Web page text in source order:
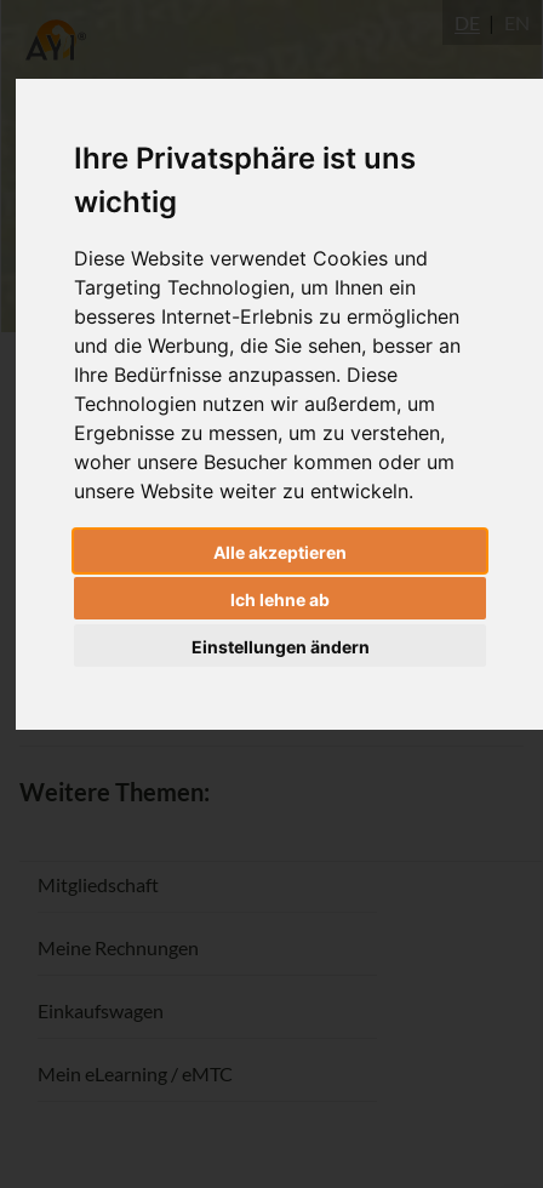
Ihre Privatsphäre ist uns
wichtig
Diese Website verwendet Cookies und
Targeting Technologien, um Ihnen ein
besseres Internet-Erlebnis zu ermöglichen
und die Werbung, die Sie sehen, besser an
Ihre Bedürfnisse anzupassen. Diese
Technologien nutzen wir außerdem, um
Ergebnisse zu messen, um zu verstehen,
woher unsere Besucher kommen oder um
unsere Website weiter zu entwickeln.
Alle akzeptieren
Ich lehne ab
Einstellungen ändern
Login
Passwort vergessen / Registrieren
Weitere Themen:
Mitgliedschaft
Meine Rechnungen
Einkaufswagen
Mein eLearning / eMTC